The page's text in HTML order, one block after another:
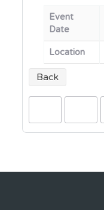
Event
Date
Location
Back